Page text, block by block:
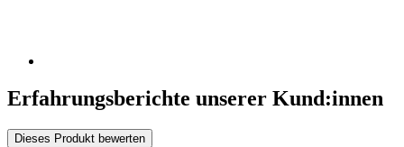
Erfahrungsberichte unserer Kund:innen
Dieses Produkt bewerten